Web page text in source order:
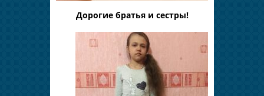
Дорогие братья и сестры!